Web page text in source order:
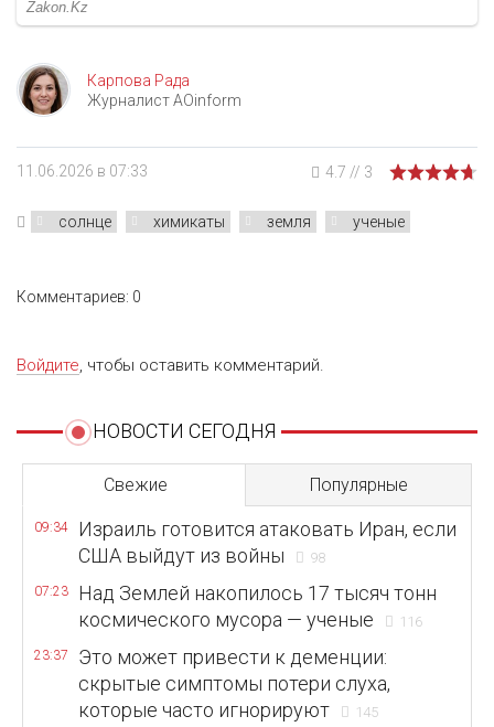
Карпова Рада
Журналист AOinform
11.06.2026 в 07:33 4.7 // 3
солнце химикаты земля ученые
Комментариев: 0
Войдите, чтобы оставить комментарий.
НОВОСТИ СЕГОДНЯ
Свежие Популярные
09:34
Израиль готовится атаковать Иран, если
США выйдут из войны
98
07:23
Над Землей накопилось 17 тысяч тонн
космического мусора — ученые
116
23:37
Это может привести к деменции:
скрытые симптомы потери слуха,
которые часто игнорируют
145